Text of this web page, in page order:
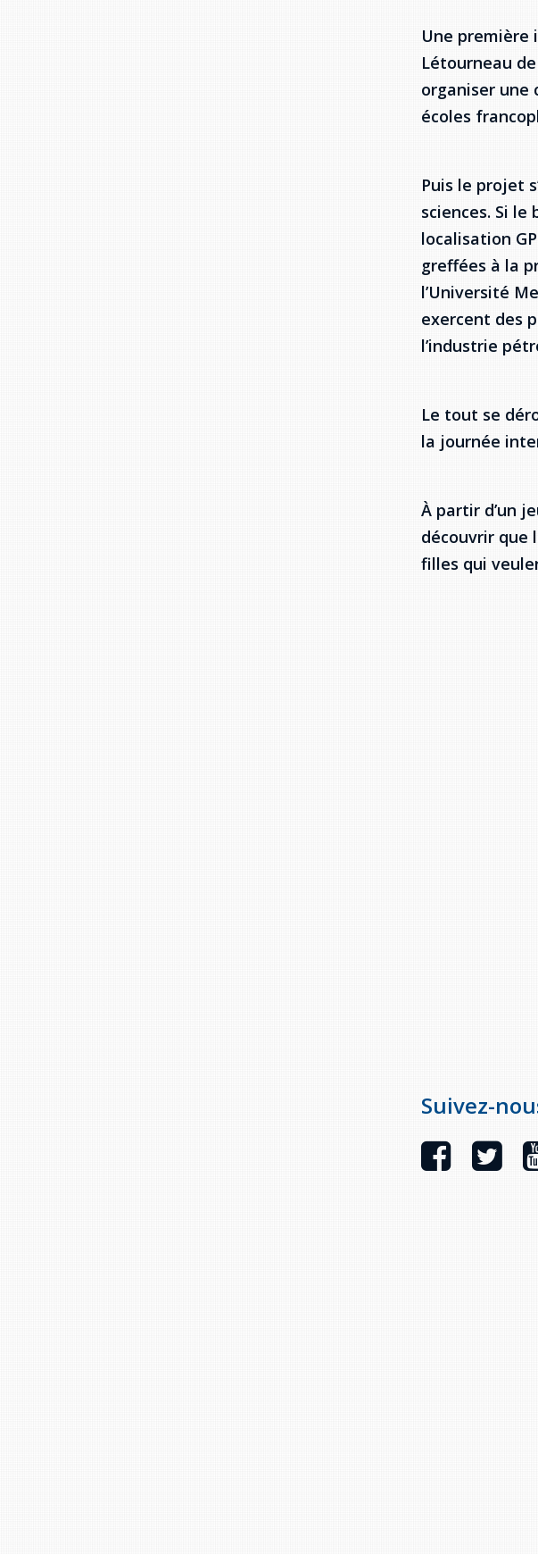
Une première
Létourneau
organiser une
écoles
Puis le projet
sciences. Si
localisation
greffées à la
l’Université
exercent des
l’industrie
Le tout se
la journée
À partir d’un
découvrir que
filles qui
Suivez-